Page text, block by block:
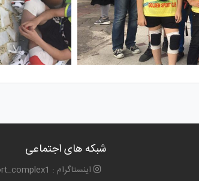
شبکه های اجتماعی
اینستاگرام : Golden_sport_complex1